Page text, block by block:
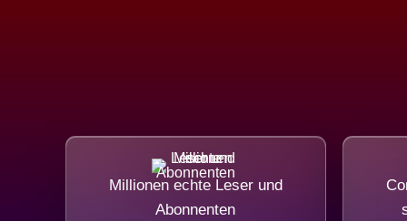
Millionen echte Leser und
Abonnenten